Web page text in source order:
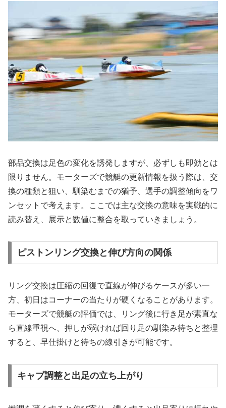
部品交換は足色の変化を誘発しますが、必ずしも即効とは
限りません。モーターズで競艇の更新情報を扱う際は、交
換の種類と狙い、馴染むまでの猶予、選手の調整傾向をワ
ンセットで考えます。ここでは主な交換の意味を実戦的に
読み替え、展示と数値に整合を取っていきましょう。
ピストンリング交換と伸び方向の関係
リング交換は圧縮の回復で直線が伸びるケースが多い一
方、初日はコーナーの当たりが硬くなることがあります。
モーターズで競艇の評価では、リング後に行き足が素直な
ら直線重視へ、押しが弱ければ回り足の馴染み待ちと整理
すると、早仕掛けと待ちの線引きが可能です。
キャブ調整と出足の立ち上がり